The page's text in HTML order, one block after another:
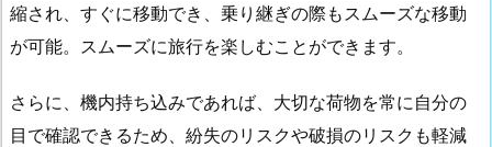
縮され、すぐに移動でき、乗り継ぎの際もスムーズな移動
が可能。スムーズに旅行を楽しむことができます。
さらに、機内持ち込みであれば、大切な荷物を常に自分の
目で確認できるため、紛失のリスクや破損のリスクも軽減